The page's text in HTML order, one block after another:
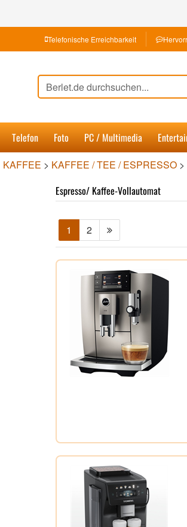
Telefonische Erreichbarkeit
Telefon Foto PC / Multimedia
KAFFEE > KAFFEE / TEE / ESPRESSO >
Espresso/ Kaffee-Vollautomat
1 2